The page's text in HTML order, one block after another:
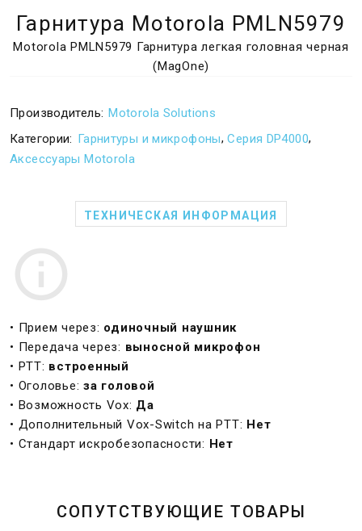
Гарнитура Motorola PMLN5979
Motorola PMLN5979 Гарнитура легкая головная черная
(MagOne)
Производитель: Motorola Solutions
Категории: Гарнитуры и микрофоны,Серия DP4000,
Аксессуары Motorola
ТЕХНИЧЕСКАЯ ИНФОРМАЦИЯ
• Прием через: одиночный наушник
• Передача через: выносной микрофон
• PTT: встроенный
• Оголовье: за головой
• Возможность Vox: Да
• Дополнительный Vox-Switch на PTT: Нет
• Стандарт искробезопасности: Нет
СОПУТСТВУЮЩИЕ ТОВАРЫ